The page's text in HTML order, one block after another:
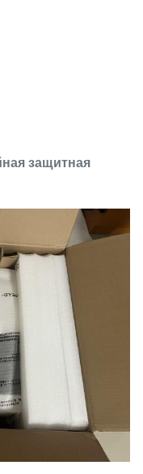
защитная